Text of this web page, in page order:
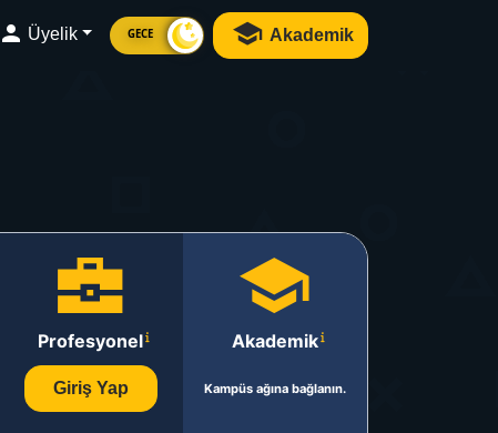
Üyelik GECE Akademik
Profesyonel
Giriş Yap
Akademik
Kampüs ağına bağlanın.